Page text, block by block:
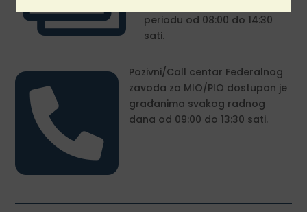
periodu od 08:00 do 14:30
sati.

Pozivni/Call centar Federalnog
zavoda za MIO/PIO dostupan je
građanima svakog radnog
dana od 09:00 do 13:30 sati.